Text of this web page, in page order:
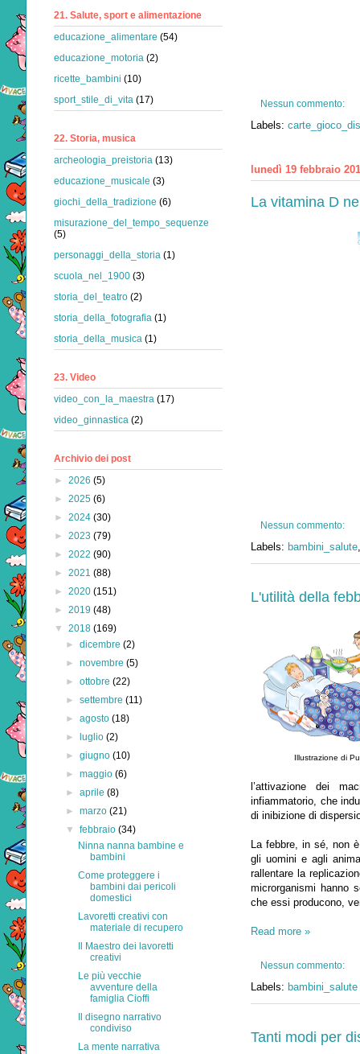
Nessun commento:
Labels:
lunedì 19 febbraio
La vitamina D
Nessun commento:
Labels: bambini_salute
L'utilità della
Illustrazione di
l’attivazione dei
infiammatorio, che
di inibizione di
La febbre, in sé, non
gli uomini e agli
rallentare la
microrganismi hanno
che essi producono,
Read more »
Nessun commento:
Labels: bambini_salute
Tanti modi per
21. Salute, sport e alimentazione
educazione_alimentare (54)
educazione_motoria (2)
ricette_bambini (10)
sport_stile_di_vita (17)
22. Storia, musica
archeologia_preistoria (13)
educazione_musicale (3)
giochi_della_tradizione (6)
misurazione_del_tempo_sequenze
(5)
personaggi_della_storia (1)
scuola_nel_1900 (3)
storia_del_teatro (2)
storia_della_fotografia (1)
storia_della_musica (1)
23. Video
video_con_la_maestra (17)
video_ginnastica (2)
Archivio dei post
► 2026 (5)
► 2025 (6)
► 2024 (30)
► 2023 (79)
► 2022 (90)
► 2021 (88)
► 2020 (151)
► 2019 (48)
▼ 2018 (169)
►dicembre(2)
►novembre(5)
►ottobre(22)
►settembre(11)
►agosto(18)
►
luglio(2)
►giugno(10)
►maggio(6)
►aprile(8)
►marzo(21)
▼febbraio(34)
Ninna nanna bambine e
bambini
Come proteggere i
bambini dai pericoli
domestici
Lavoretti creativi con
materiale di recupero
Il Maestro dei lavoretti
creativi
Le più vecchie
avventure della
famiglia Cioffi
Il disegno narrativo
condiviso
La mente narrativa